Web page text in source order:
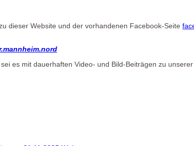
dieser Website und der vorhandenen Facebook-Seite
es mit dauerhaften Video- und Bild-Beiträgen zu